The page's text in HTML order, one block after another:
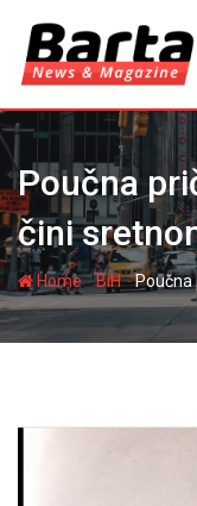
content
Poučna
čini
Home-BiH-Poučna